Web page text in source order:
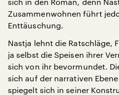
Zusammenwohnen führt
Enttäuschung.
Nastja lehnt die Ratschläge,
ja selbst die Speisen ihrer
sich von ihr bevormundet.
sich auf der narrativen
spiegelt sich in seiner